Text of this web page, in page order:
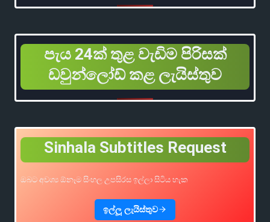
පැය 24ක් තුළ වැඩිම පිරිසක්
ඩවුන්ලෝඩ් කළ ලැයිස්තුව
Sinhala Subtitles Request
ඔබට අවශ්‍ය ඕනෑම සිංහල උපසිරස ඉල්ලා සිටිය හැක
ඉල්ලූ ලැයිස්තුව